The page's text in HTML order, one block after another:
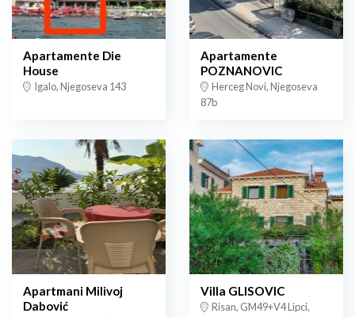
Apartamente Die
House
Igalo, Njegoseva 143
Apartamente
POZNANOVIC
Herceg Novi, Njegoseva
87b
Apartmani Milivoj
Dabović
Villa GLISOVIC
Risan, GM49+V4 Lipci,